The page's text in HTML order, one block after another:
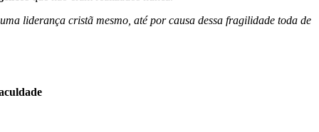
liderança cristã mesmo, até por causa dessa fragilidade toda de